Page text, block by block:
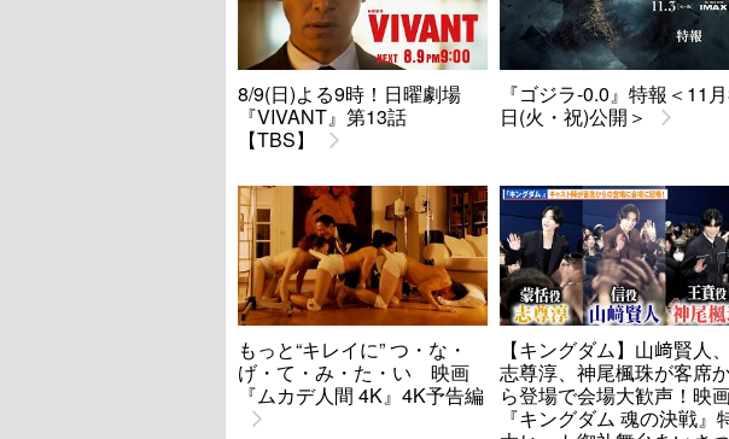
8/9(日)よる9時！日曜劇場
『VIVANT』第13話
【TBS】
『ゴジラ-0.0』特報＜11
日(火・祝)公開＞
もっと“キレイに” つ・な・
げ・て・み・た・い 映画
『ムカデ人間 4K』4K予告編
【キングダム】山﨑賢人、
志尊淳、神尾楓珠が客席
ら登場で会場大歓声！映
『キングダム 魂の決戦』